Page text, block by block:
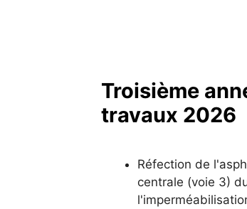
Troisième
travaux 2026
Réfection de
centrale (voie 3)